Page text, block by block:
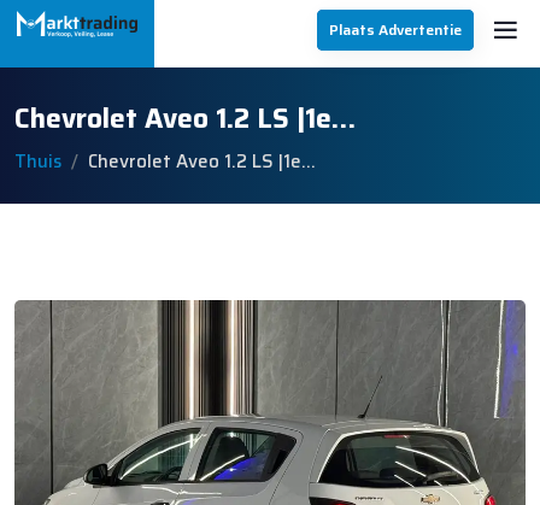
Plaats Advertentie
Chevrolet Aveo 1.2 LS |1e…
Thuis Chevrolet Aveo 1.2 LS |1e…